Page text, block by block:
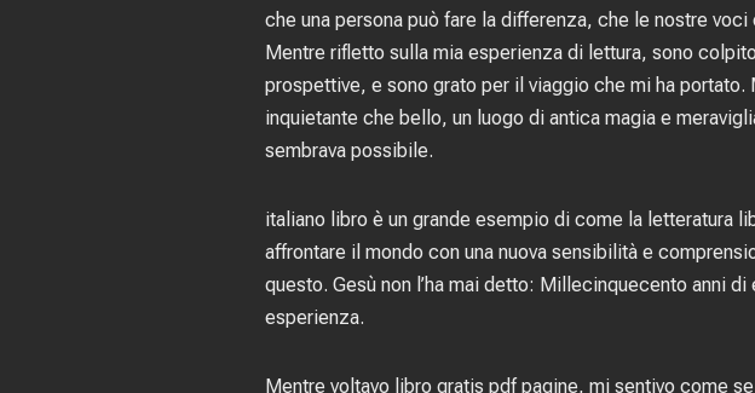
che una persona può fare la differenza, che le nostre
Mentre rifletto sulla mia esperienza di lettura, sono
prospettive, e sono grato per il viaggio che mi ha
inquietante che bello, un luogo di antica magia e
sembrava possibile.
italiano libro è un grande esempio di come la letteratura
affrontare il mondo con una nuova sensibilità e
questo. Gesù non l’ha mai detto: Millecinquecento anni
esperienza.
Mentre voltavo libro gratis pdf pagine, mi sentivo come